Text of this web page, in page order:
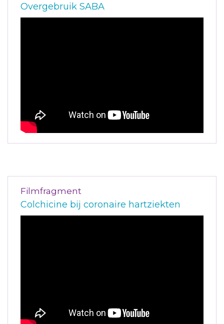
Overgebruik SABA
Filmfragment
Colchicine bij coronaire hartziekten